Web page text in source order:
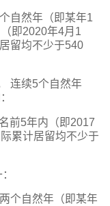
自然年（即某年1
即2020年4月1
留均不少于540
连续5个自然年
前5年内（即2017
累计居留均不少于
个自然年（即某年